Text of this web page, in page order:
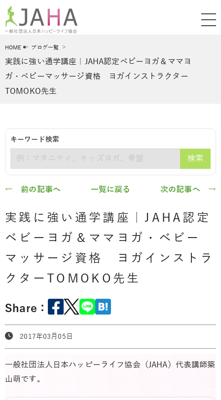
HOME ブログ一覧
実践に強い通学講座｜JAHA認定ベビーヨガ＆ママヨ
ガ・ベビーマッサージ資格 ヨガインストラクター
TOMOKO先生
キーワード検索
検索
← 前の記事へ 一覧に戻る 次の記事へ →
実践に強い通学講座｜JAHA認定
ベビーヨガ＆ママヨガ・ベビー
マッサージ資格 ヨガインストラ
クターTOMOKO先生
Share：
2017年03月05日
一般社団法人日本ハッピーライフ協会（JAHA）代表講師築
山萌です。